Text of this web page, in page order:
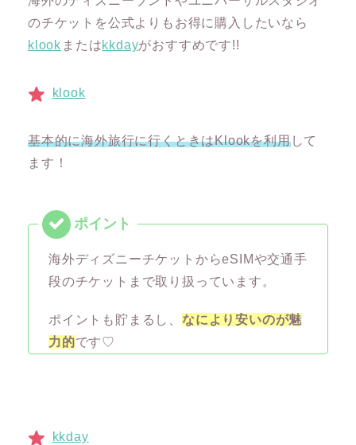
のチケットを公式よりもお得に購入したいなら
klook またはkkdayがおすすめです!!
klook
基本的に海外旅行に行くときはKlookを利用して
ます！
海外ディズニーチケットからeSIMや交通手
段のチケットまで取り扱っています。
ポイントも貯まるし、 なにより安いのが魅
力的です♡
kkday